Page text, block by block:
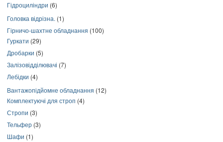
Гідроциліндри (6)
Головка відрізна. (1)
Гірничо-шахтне обладнання (100)
Гуркати (29)
Дробарки (5)
Залізовідділювачі (7)
Лебідки (4)
Вантажопідйомне обладнання (12)
Комплектуючі для строп (4)
Стропи (3)
Тельфер (3)
Шафи (1)